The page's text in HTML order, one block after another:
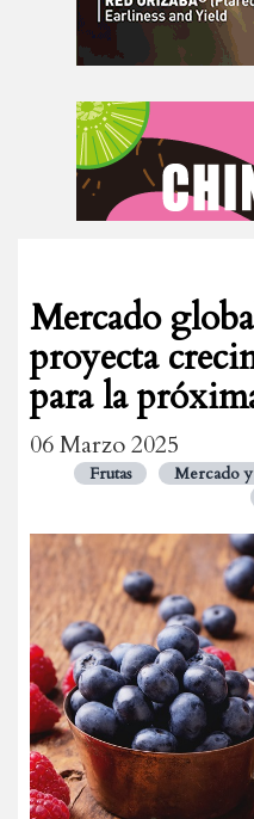
Mercado
proyecta
para la
06 Marzo 2025
Frutas
Mercado